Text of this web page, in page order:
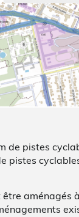
de pistes
pistes
aménagés